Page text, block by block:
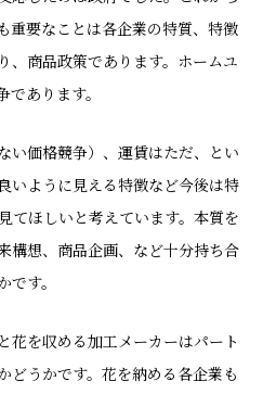
重要なことは各企業の特質、特徴
、商品政策であります。ホームユ
あります。
い価格競争）、運賃はただ、とい
いように見える特徴など今後は特
てほしいと考えています。本質を
構想、商品企画、など十分持ち合
す。
花を収める加工メーカーはパート
どうかです。花を納める各企業も